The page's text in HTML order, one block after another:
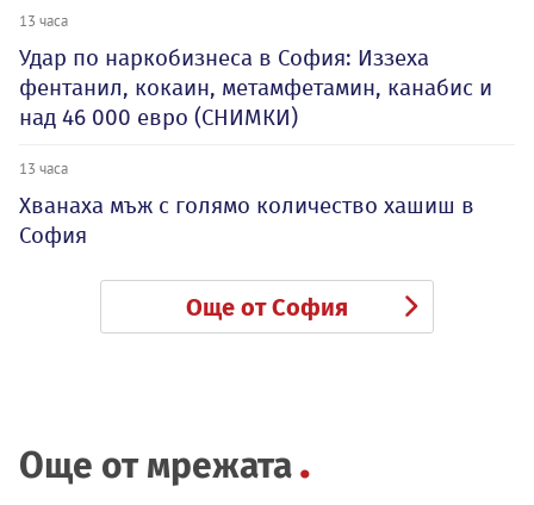
13 часа
Удар по наркобизнеса в София: Иззеха
фентанил, кокаин, метамфетамин, канабис и
над 46 000 евро (СНИМКИ)
13 часа
Хванаха мъж с голямо количество хашиш в
София
Още от София
Още от мрежата